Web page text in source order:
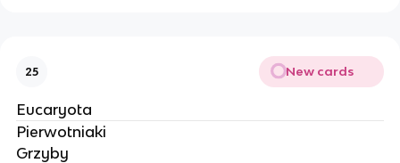
25 New cards
Eucaryota
Pierwotniaki
Grzyby